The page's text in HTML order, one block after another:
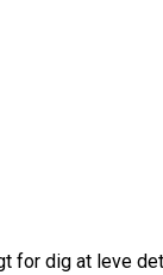
for dig at leve